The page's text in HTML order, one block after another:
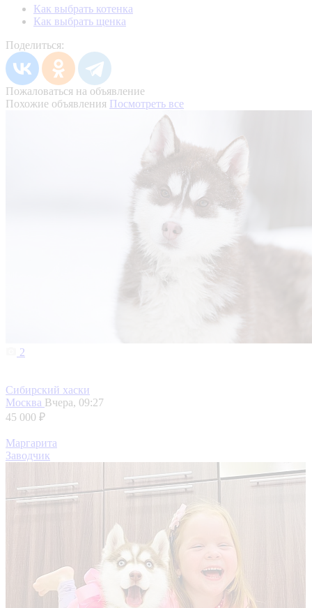
Как выбрать котенка
Как выбрать щенка
Поделиться:
Пожаловаться на объявление
Похожие объявления Посмотреть все
2
Сибирский хаски
Москва Вчера, 09:27
45 000 ₽
Маргарита
Заводчик